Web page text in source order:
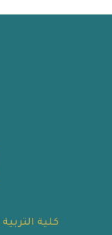
كلية